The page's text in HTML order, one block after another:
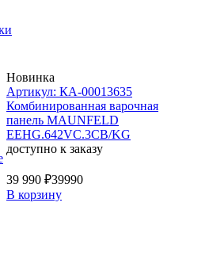
Новинка
Артикул: КА-00013635
Комбинированная варочная
панель MAUNFELD
EEHG.642VC.3CB/KG
доступно к заказу
39 990 ₽39990
В корзину